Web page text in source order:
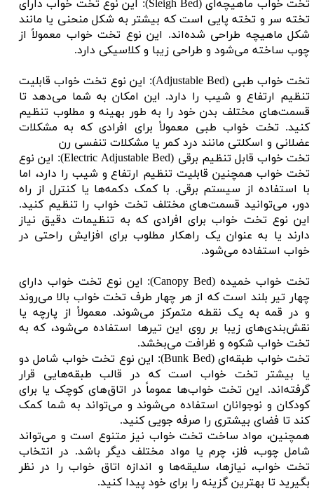
تخت خواب ماهیچه‌ای (Sleigh Bed): این نوع تخت خواب دارای
تخته سر و تخته پایی است که بیشتر به شکل منحنی یا مانند
شکل ماهیچه طراحی شده‌اند. این نوع تخت خواب معمولاً از
چوب ساخته می‌شود و طراحی زیبا و کلاسیکی دارد.
تخت خواب طبی (Adjustable Bed): این نوع تخت خواب قابلیت
تنظیم ارتفاع و شیب را دارد. این امکان به شما می‌دهد تا
قسمت‌های مختلف بدن خود را به طور بهینه و مطلوب تنظیم
کنید. تخت خواب طبی معمولاً برای افرادی که به مشکلات
عضلانی و اسکلتی مانند درد کمر یا مشکلات تنفسی رن
تخت خواب قابل تنظیم برقی (Electric Adjustable Bed): این نوع
تخت خواب همچنین قابلیت تنظیم ارتفاع و شیب را دارد، اما
با استفاده از سیستم برقی. با کمک دکمه‌ها یا کنترل از راه
دور، می‌توانید قسمت‌های مختلف تخت خواب را تنظیم کنید.
این نوع تخت خواب برای افرادی که به تنظیمات دقیق نیاز
دارند یا به عنوان یک راهکار مطلوب برای افزایش راحتی در
خواب استفاده می‌شود.
تخت خواب خمیده (Canopy Bed): این نوع تخت خواب دارای
چهار تیر بلند است که از هر چهار طرف تخت خواب بالا می‌روند
و در قمه به یک نقطه متمرکز می‌شوند. معمولاً از پارچه یا
نقش‌بندی‌های زیبا بر روی این تیرها استفاده می‌شود، که به
تخت خواب شکوه و ظرافت می‌بخشد.
تخت خواب طبقه‌ای (Bunk Bed): این نوع تخت خواب شامل دو
یا بیشتر تخت خواب است که در قالب طبقه‌هایی قرار
گرفته‌اند. این تخت خواب‌ها عموماً در اتاق‌های کوچک یا برای
کودکان و نوجوانان استفاده می‌شوند و می‌تواند به شما کمک
کند تا فضای بیشتری را صرفه جویی کنید.
همچنین، مواد ساخت تخت خواب نیز متنوع است و می‌تواند
شامل چوب، فلز، چرم یا مواد مختلف دیگر باشد. در انتخاب
تخت خواب، نیازها، سلیقه‌ها و اندازه اتاق خواب را در نظر
بگیرید تا بهترین گزینه را برای خود پیدا کنید.